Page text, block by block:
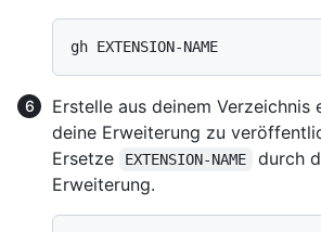
Erstelle aus deinem Verzeichnis
deine Erweiterung zu
Ersetze
EXTENSION-NAME
durch
Erweiterung.